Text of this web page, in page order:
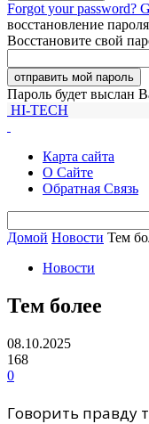
Forgot your password?
восстановление пароля
Восстановите свой
Пароль будет выслан
HI-TECH
Карта сайта
О Сайте
Обратная Связь
Домой Новости Тем
Новости
Тем более
08.10.2025
168
0
Говорить правду